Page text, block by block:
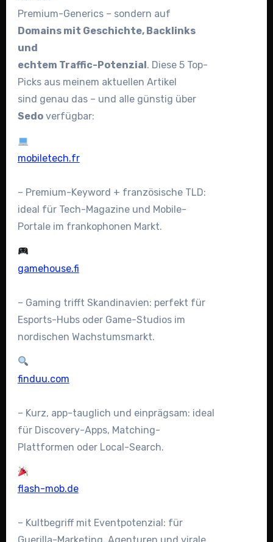
Premium-Generics – sondern auf
Domains mit Geschichte, Backlinks
und
echtem Traffic-Potenzial . Diese 5 Top-
Picks aus meinem aktuellen Artikel
sind genau das – und alle günstig über
Sedoverfügbar:
mobiletech.fr
– Premium-Keyword + französische TLD:
ideal für Tech-Magazine und Mobile-
Portale im frankophonen Markt.
gamehouse.fi
– Gaming trifft Skandinavien: perfekt für
Esports-Hubs oder Game-Studios im
nordischen Wachstumsmarkt.
finduu.com
– Kurz, app-tauglich und einprägsam: ideal
für Discovery-Apps, Matching-
Plattformen oder Local-Search.
flash-mob.de
– Kultbegriff mit Eventpotenzial: für